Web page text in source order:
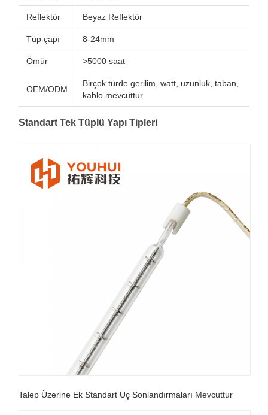
Reflektör Beyaz Reflektör
Tüp çapı 8-24mm
Ömür >5000 saat
OEM/ODM
Birçok türde gerilim, watt, uzunluk, taban,
kablo mevcuttur
Standart Tek Tüplü Yapı Tipleri
Talep Üzerine Ek Standart Uç Sonlandırmaları Mevcuttur